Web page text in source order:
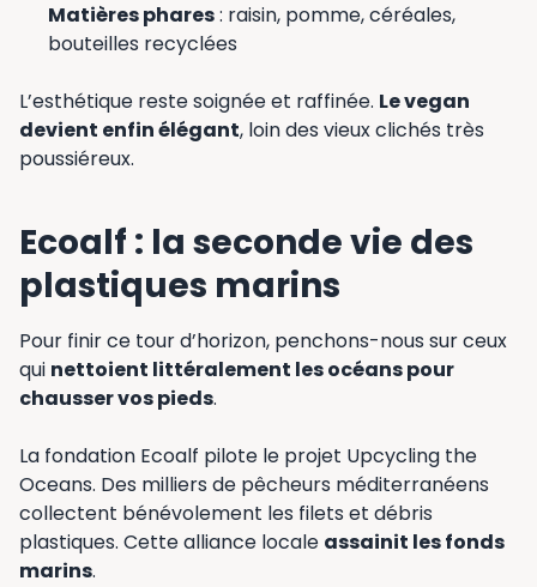
Matières phares: raisin, pomme, céréales,
bouteilles recyclées
L’esthétique reste soignée et raffinée. Le vegan
devient enfin élégant, loin des vieux clichés très
poussiéreux.
Ecoalf : la seconde vie des
plastiques marins
Pour finir ce tour d’horizon, penchons-nous sur ceux
qui nettoient littéralement les océans pour
chausser vos pieds.
La fondation Ecoalf pilote le projet Upcycling the
Oceans. Des milliers de pêcheurs méditerranéens
collectent bénévolement les filets et débris
plastiques. Cette alliance locale assainit les fonds
marins.